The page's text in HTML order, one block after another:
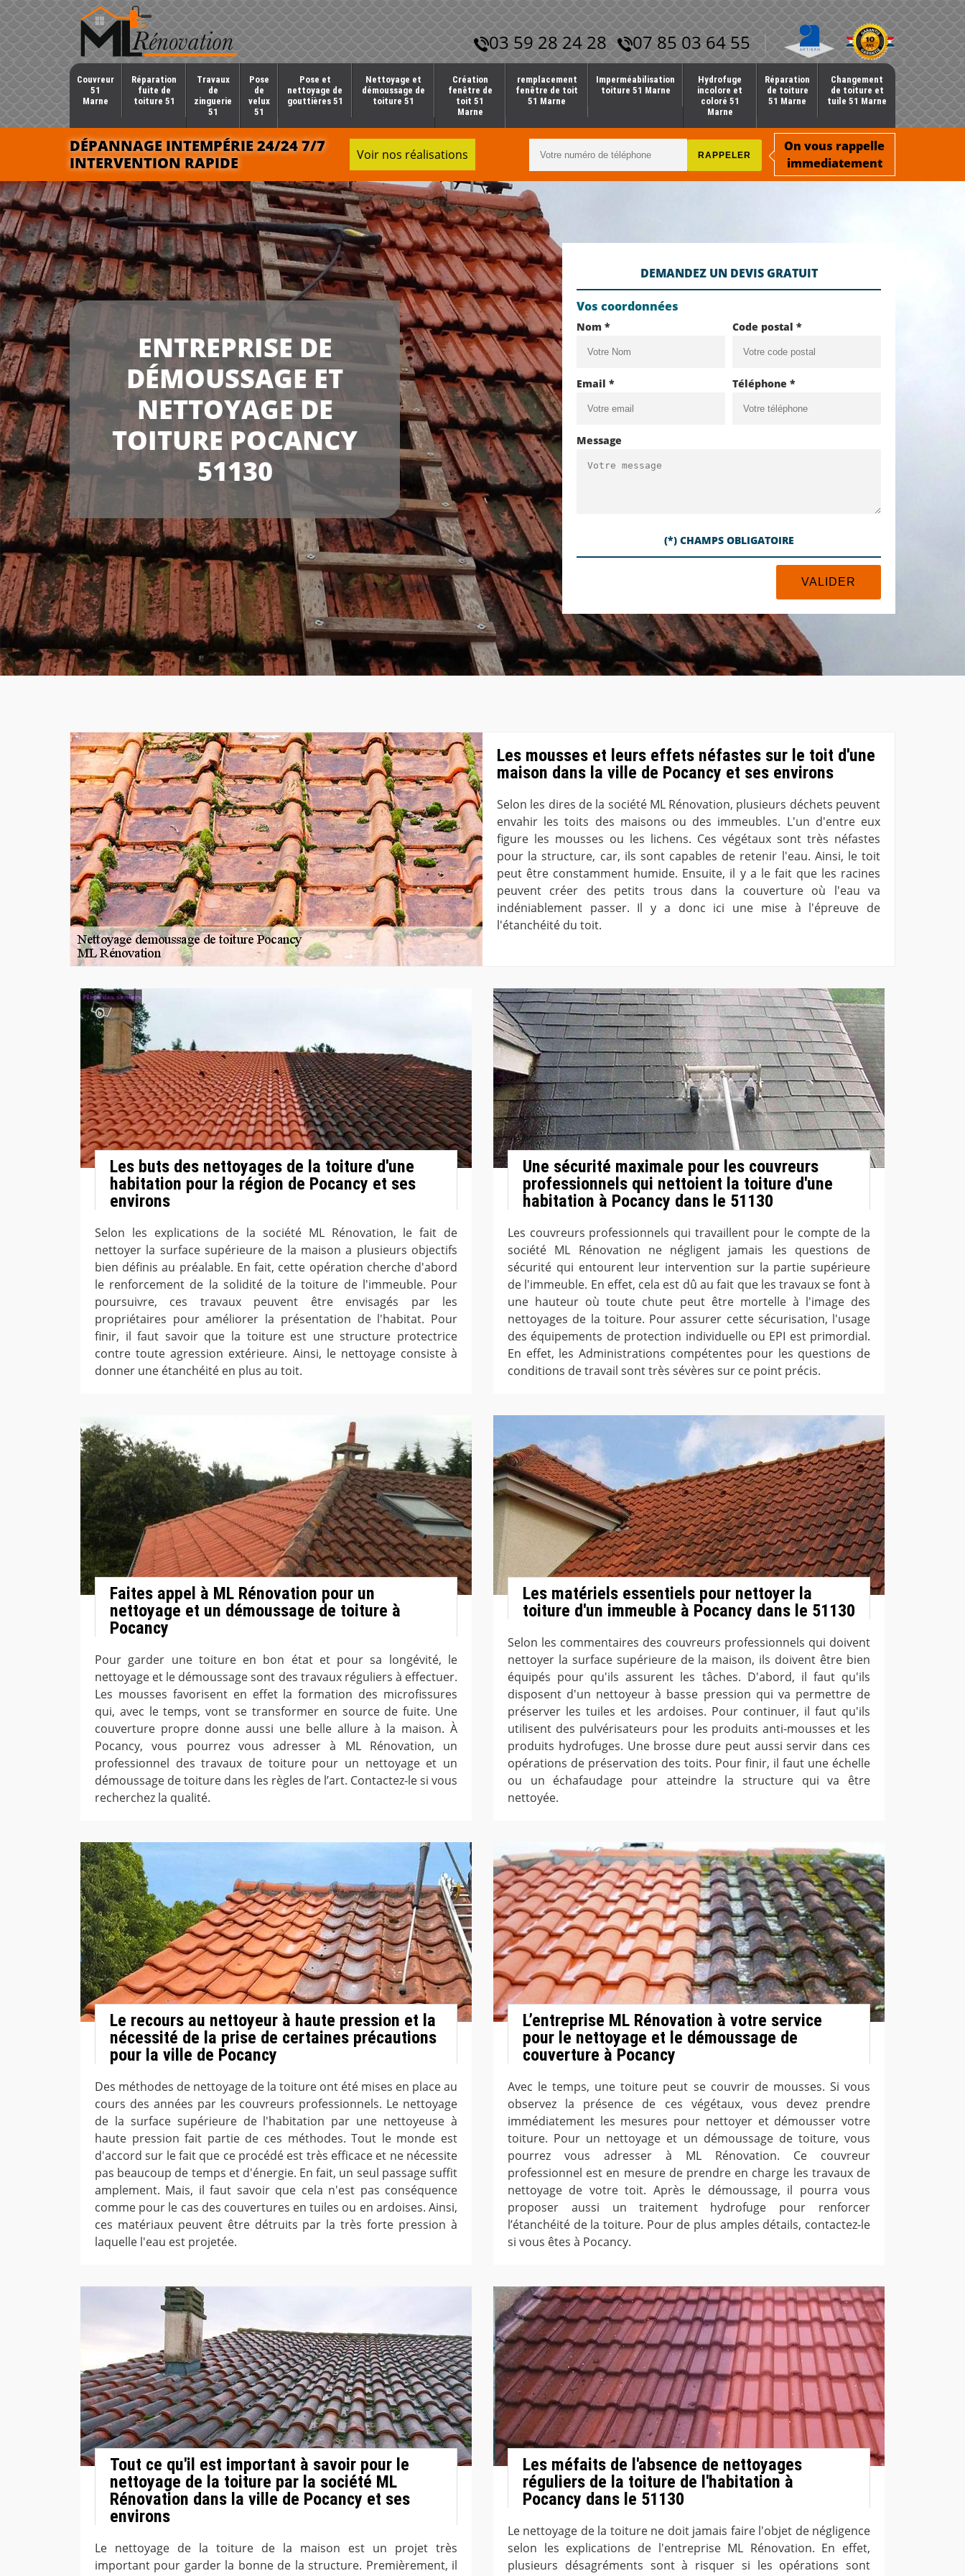
03 59 28 24 28 07 85 03 64 55
Couvreur
51
Marne
Réparation
fuite de
toiture 51
Travaux
de
zinguerie
51
Pose
de
velux
51
Pose et
nettoyage de
gouttières 51
Nettoyage et
démoussage de
toiture 51
Création
fenêtre de
toit 51
Marne
remplacement
fenêtre de toit
51 Marne
Imperméabilisation
toiture 51 Marne
Hydrofuge
incolore et
coloré 51
Marne
Réparation
de toiture
51 Marne
Changement
de toiture et
tuile 51 Marne
DÉPANNAGE INTEMPÉRIE 24/24 7/7
INTERVENTION RAPIDE
Voir nos réalisations
On vous rappelle
immediatement
ENTREPRISE DE
DÉMOUSSAGE ET
NETTOYAGE DE
TOITURE POCANCY
51130
DEMANDEZ UN DEVIS GRATUIT
Vos coordonnées
Nom * Code postal *
Email * Téléphone *
Message
(*) CHAMPS OBLIGATOIRE
Les mousses et leurs effets néfastes sur le toit d'une
maison dans la ville de Pocancy et ses environs
Selon les dires de la société ML Rénovation, plusieurs déchets peuvent
envahir les toits des maisons ou des immeubles. L'un d'entre eux
figure les mousses ou les lichens. Ces végétaux sont très néfastes
pour la structure, car, ils sont capables de retenir l'eau. Ainsi, le toit
peut être constamment humide. Ensuite, il y a le fait que les racines
peuvent créer des petits trous dans la couverture où l'eau va
indéniablement passer. Il y a donc ici une mise à l'épreuve de
l'étanchéité du toit.
Les buts des nettoyages de la toiture d'une
habitation pour la région de Pocancy et ses
environs
Selon les explications de la société ML Rénovation, le fait de
nettoyer la surface supérieure de la maison a plusieurs objectifs
bien définis au préalable. En fait, cette opération cherche d'abord
le renforcement de la solidité de la toiture de l'immeuble. Pour
poursuivre, ces travaux peuvent être envisagés par les
propriétaires pour améliorer la présentation de l'habitat. Pour
finir, il faut savoir que la toiture est une structure protectrice
contre toute agression extérieure. Ainsi, le nettoyage consiste à
donner une étanchéité en plus au toit.
Une sécurité maximale pour les couvreurs
professionnels qui nettoient la toiture d'une
habitation à Pocancy dans le 51130
Les couvreurs professionnels qui travaillent pour le compte de la
société ML Rénovation ne négligent jamais les questions de
sécurité qui entourent leur intervention sur la partie supérieure
de l'immeuble. En effet, cela est dû au fait que les travaux se font à
une hauteur où toute chute peut être mortelle à l'image des
nettoyages de la toiture. Pour assurer cette sécurisation, l'usage
des équipements de protection individuelle ou EPI est primordial.
En effet, les Administrations compétentes pour les questions de
conditions de travail sont très sévères sur ce point précis.
Faites appel à ML Rénovation pour un
nettoyage et un démoussage de toiture à
Pocancy
Pour garder une toiture en bon état et pour sa longévité, le
nettoyage et le démoussage sont des travaux réguliers à effectuer.
Les mousses favorisent en effet la formation des microfissures
qui, avec le temps, vont se transformer en source de fuite. Une
couverture propre donne aussi une belle allure à la maison. À
Pocancy, vous pourrez vous adresser à ML Rénovation, un
professionnel des travaux de toiture pour un nettoyage et un
démoussage de toiture dans les règles de l’art. Contactez-le si vous
recherchez la qualité.
Les matériels essentiels pour nettoyer la
toiture d'un immeuble à Pocancy dans le 51130
Selon les commentaires des couvreurs professionnels qui doivent
nettoyer la surface supérieure de la maison, ils doivent être bien
équipés pour qu'ils assurent les tâches. D'abord, il faut qu'ils
disposent d'un nettoyeur à basse pression qui va permettre de
préserver les tuiles et les ardoises. Pour continuer, il faut qu'ils
utilisent des pulvérisateurs pour les produits anti-mousses et les
produits hydrofuges. Une brosse dure peut aussi servir dans ces
opérations de préservation des toits. Pour finir, il faut une échelle
ou un échafaudage pour atteindre la structure qui va être
nettoyée.
Le recours au nettoyeur à haute pression et la
nécessité de la prise de certaines précautions
pour la ville de Pocancy
Des méthodes de nettoyage de la toiture ont été mises en place au
cours des années par les couvreurs professionnels. Le nettoyage
de la surface supérieure de l'habitation par une nettoyeuse à
haute pression fait partie de ces méthodes. Tout le monde est
d'accord sur le fait que ce procédé est très efficace et ne nécessite
pas beaucoup de temps et d'énergie. En fait, un seul passage suffit
amplement. Mais, il faut savoir que cela n'est pas conséquence
comme pour le cas des couvertures en tuiles ou en ardoises. Ainsi,
ces matériaux peuvent être détruits par la très forte pression à
laquelle l'eau est projetée.
L’entreprise ML Rénovation à votre service
pour le nettoyage et le démoussage de
couverture à Pocancy
Avec le temps, une toiture peut se couvrir de mousses. Si vous
observez la présence de ces végétaux, vous devez prendre
immédiatement les mesures pour nettoyer et démousser votre
toiture. Pour un nettoyage et un démoussage de toiture, vous
pourrez vous adresser à ML Rénovation. Ce couvreur
professionnel est en mesure de prendre en charge les travaux de
nettoyage de votre toit. Après le démoussage, il pourra vous
proposer aussi un traitement hydrofuge pour renforcer
l’étanchéité de la toiture. Pour de plus amples détails, contactez-le
si vous êtes à Pocancy.
Tout ce qu'il est important à savoir pour le
nettoyage de la toiture par la société ML
Rénovation dans la ville de Pocancy et ses
environs
Le nettoyage de la toiture de la maison est un projet très
important pour garder la bonne de la structure. Premièrement, il
Les méfaits de l'absence de nettoyages
réguliers de la toiture de l'habitation à
Pocancy dans le 51130
Le nettoyage de la toiture ne doit jamais faire l'objet de négligence
selon les explications de l'entreprise ML Rénovation. En effet,
plusieurs désagréments sont à risquer si les opérations sont